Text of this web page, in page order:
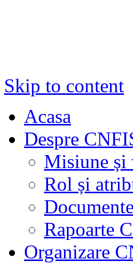
Skip to content
Acasa
Despre
Misiune și
Rol și
Rapoarte
Organizare